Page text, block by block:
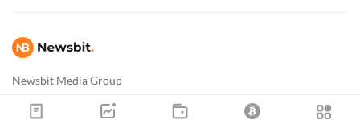
Newsbit Media Group
info@newsbit.nl